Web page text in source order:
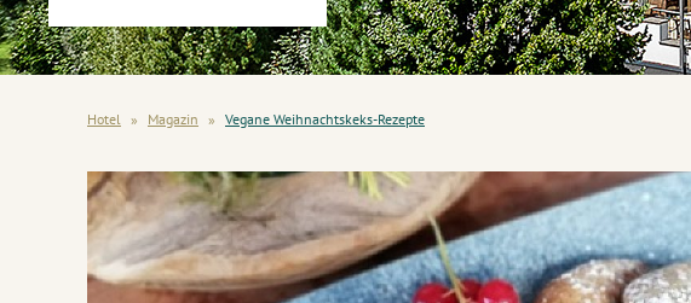
Hotel » Magazin » Vegane Weihnachtskeks-Rezepte